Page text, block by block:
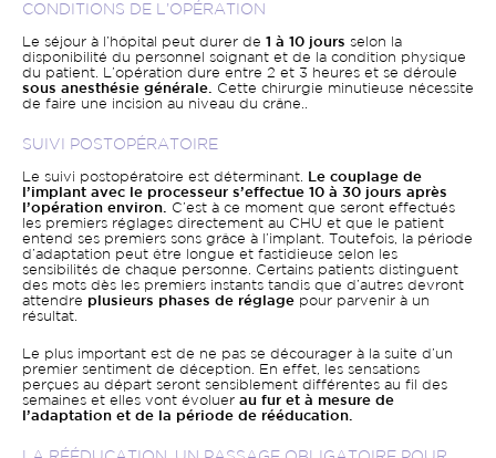
CONDITIONS DE L’OPÉRATION
Le séjour à l’hôpital peut durer de 1 à 10 jours selon la
disponibilité du personnel soignant et de la condition physique
du patient. L’opération dure entre 2 et 3 heures et se déroule
sous anesthésie générale.
Cette chirurgie minutieuse nécessite
de faire une incision au niveau du crâne..
SUIVI POSTOPÉRATOIRE
Le suivi postopératoire est déterminant.
Le couplage de
l’implant avec le processeur s’effectue 10 à 30 jours après
l’opération environ.
C’est à ce moment que seront effectués
les premiers réglages directement au CHU et que le patient
entend ses premiers sons grâce à l’implant. Toutefois, la période
d’adaptation peut être longue et fastidieuse selon les
sensibilités de chaque personne. Certains patients distinguent
des mots dès les premiers instants tandis que d’autres devront
attendre plusieurs phases de réglage pour parvenir à un
résultat.
Le plus important est de ne pas se décourager à la suite d’un
premier sentiment de déception. En effet, les sensations
perçues au départ seront sensiblement différentes au fil des
semaines et elles vont évoluer au fur et à mesure de
l’adaptation et de la période de rééducation.